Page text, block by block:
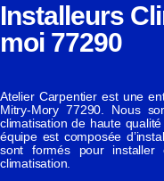
Installeurs
moi 77290
Atelier Carpentier est une
Mitry-Mory 77290. Nous
climatisation de haute
équipe est composée
sont formés pour
climatisation.